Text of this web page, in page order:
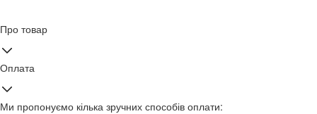
Про товар
Оплата
Ми пропонуємо кілька зручних способів оплати: